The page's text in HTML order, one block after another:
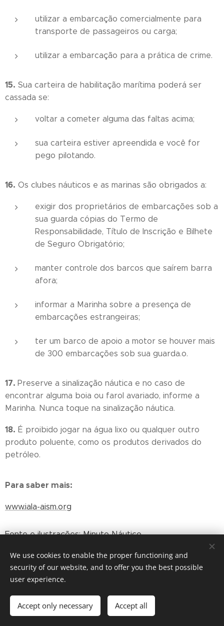
utilizar a embarcação comercialmente para
transporte de passageiros ou carga;
utilizar a embarcação para a prática de crime.
15. Sua carteira de habilitação marítima poderá ser
cassada se:
voltar a cometer alguma das faltas acima;
sua carteira estiver apreendida e você for
pego pilotando.
16. Os clubes náuticos e as marinas são obrigados a:
exigir dos proprietários de embarcações sob a
sua guarda cópias do Termo de
Responsabilidade, Título de Inscrição e Bilhete
de Seguro Obrigatório;
manter controle dos barcos que saírem barra
afora;
informar a Marinha sobre a presença de
embarcações estrangeiras;
ter um barco de apoio a motor se houver mais
de 300 embarcações sob sua guarda.o.
17. Preserve a sinalização náutica e no caso de
encontrar alguma boia ou farol avariado, informe a
Marinha. Nunca toque na sinalização náutica.
18. É proibido jogar na água lixo ou qualquer outro
produto poluente, como os produtos derivados do
petróleo.
Para saber mais:
www.iala-aism.org
Fonte e ilustrações: Minuto Náutico -
Navguide 2018, 8th edition.
Share
We use cookies to enable the proper functioning and
security of our website, and to offer you the best possible
user experience.
Accept only necessary Accept all